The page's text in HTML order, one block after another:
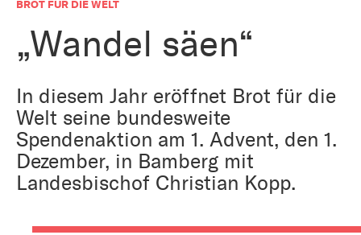
BROT FÜR DIE WELT
„Wandel säen“
In diesem Jahr eröffnet Brot für die
Welt seine bundesweite
Spendenaktion am 1. Advent, den 1.
Dezember, in Bamberg mit
Landesbischof Christian Kopp.
Kirche und Geld
Reformprozess PUK
Arbeiten bei der Kirche
Kirchenjahr
Ökumene
Religion in der Schule
Aktiv gegen Missbrauch
Bildung und Gesellschaft
Tourismus
Weltanschauungsfragen